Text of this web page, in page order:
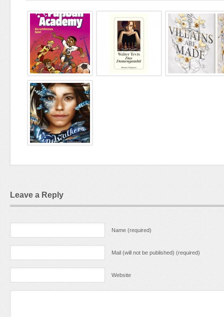
Leave a Reply
Name (required)
Mail (will not be published) (required)
Website